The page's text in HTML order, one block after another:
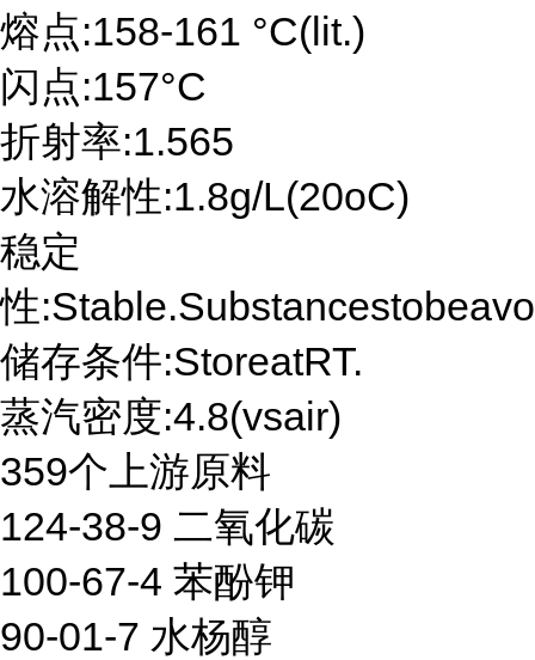
熔点:158-161 °C(lit.)
闪点:157°C
折射率:1.565
水溶解性:1.8g/L(20oC)
稳定
性
储存条件:StoreatRT.
蒸汽密度:4.8(vsair)
359个上游原料
124-38-9 二氧化碳
100-67-4 苯酚钾
90-01-7 水杨醇